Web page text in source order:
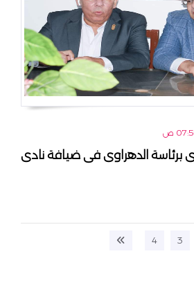
برئاسة الدهراوى فى ضيافة نادى
3
4